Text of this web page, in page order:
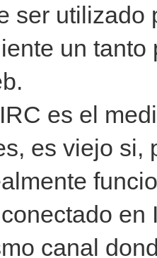
ser utilizado
un
es el
es viejo si,
canal